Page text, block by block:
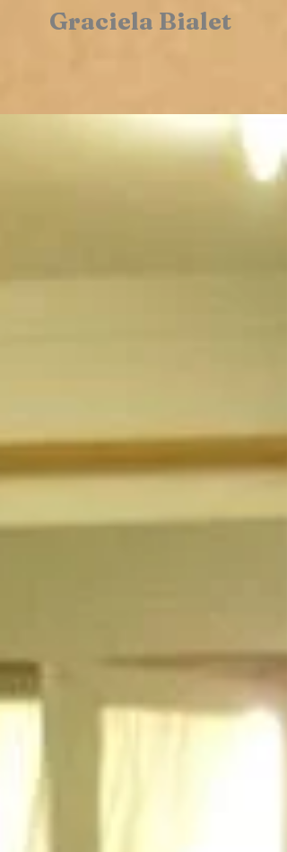
Graciela Bialet